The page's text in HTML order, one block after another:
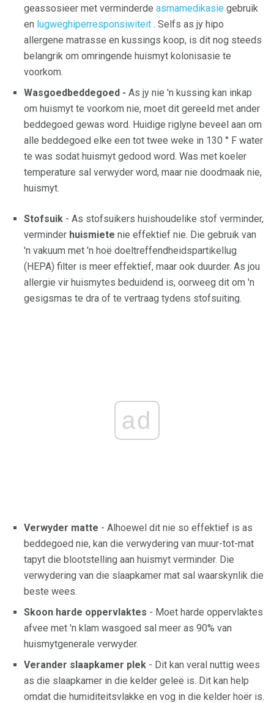
geassosieer met verminderde asmamedikasie gebruik
en lugweghiperresponsiwiteit . Selfs as jy hipo
allergene matrasse en kussings koop, is dit nog steeds
belangrik om omringende huismyt kolonisasie te
voorkom.
Wasgoedbeddegoed - As jy nie 'n kussing kan inkap
om huismyt te voorkom nie, moet dit gereeld met ander
beddegoed gewas word. Huidige riglyne beveel aan om
alle beddegoed elke een tot twee weke in 130 ° F water
te was sodat huismyt gedood word. Was met koeler
temperature sal verwyder word, maar nie doodmaak nie,
huismyt.
Stofsuik - As stofsuikers huishoudelike stof verminder,
verminder huismiete nie effektief nie. Die gebruik van
'n vakuum met 'n hoë doeltreffendheidspartikellug
(HEPA) filter is meer effektief, maar ook duurder. As jou
allergie vir huismytes beduidend is, oorweeg dit om 'n
gesigsmas te dra of te vertraag tydens stofsuiting.
ad
Verwyder matte - Alhoewel dit nie so effektief is as
beddegoed nie, kan die verwydering van muur-tot-mat
tapyt die blootstelling aan huismyt verminder. Die
verwydering van die slaapkamer mat sal waarskynlik die
beste wees.
Skoon harde oppervlaktes - Moet harde oppervlaktes
afvee met 'n klam wasgoed sal meer as 90% van
huismytgenerale verwyder.
Verander slaapkamer plek - Dit kan veral nuttig wees
as die slaapkamer in die kelder geleë is. Dit kan help
omdat die humiditeitsvlakke en vog in die kelder hoër is.